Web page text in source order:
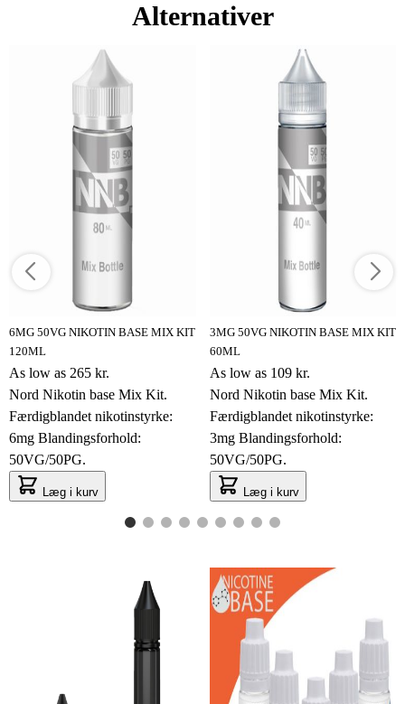
Alternativer
6MG 50VG NIKOTIN BASE MIX KIT
120ML
As low as 265 kr.
Nord Nikotin base Mix Kit.
Færdigblandet nikotinstyrke:
6mg Blandingsforhold:
50VG/50PG.
Læg i kurv
3MG 50VG NIKOTIN BASE MIX KIT
60ML
As low as 109 kr.
Nord Nikotin base Mix Kit.
Færdigblandet nikotinstyrke:
3mg Blandingsforhold:
50VG/50PG.
Læg i kurv